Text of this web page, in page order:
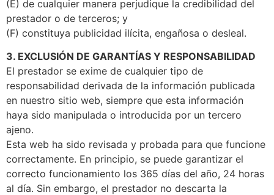
(E) de cualquier manera perjudique la credibilidad del
prestador o de terceros; y
(F) constituya publicidad ilícita, engañosa o desleal.
3. EXCLUSIÓN DE GARANTÍAS Y RESPONSABILIDAD
El prestador se exime de cualquier tipo de
responsabilidad derivada de la información publicada
en nuestro sitio web, siempre que esta información
haya sido manipulada o introducida por un tercero
ajeno.
Esta web ha sido revisada y probada para que funcione
correctamente. En principio, se puede garantizar el
correcto funcionamiento los 365 días del año, 24 horas
al día. Sin embargo, el prestador no descarta la